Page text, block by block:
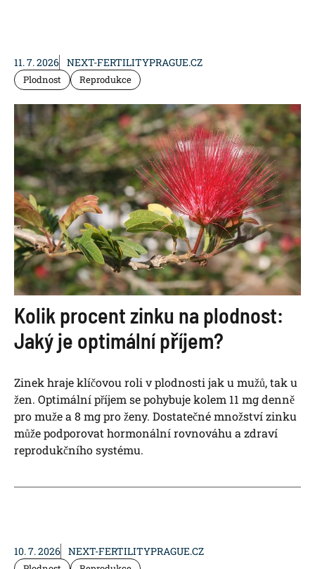
11. 7. 2026 NEXT-FERTILITYPRAGUE.CZ
Plodnost Reprodukce
Kolik procent zinku na plodnost:
Jaký je optimální příjem?
Zinek hraje klíčovou roli v plodnosti jak u mužů, tak u
žen. Optimální příjem se pohybuje kolem 11 mg denně
pro muže a 8 mg pro ženy. Dostatečné množství zinku
může podporovat hormonální rovnováhu a zdraví
reprodukčního systému.
10. 7. 2026 NEXT-FERTILITYPRAGUE.CZ